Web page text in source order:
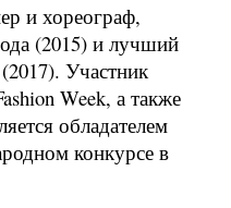
и хореограф,
(2015) и лучший
Участник
Week, а также
обладателем
конкурсе в